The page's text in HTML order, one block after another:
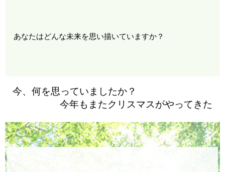
あなたはどんな未来を思い描いていますか？
今、何を思っていましたか？
今年もまたクリスマスがやってきた